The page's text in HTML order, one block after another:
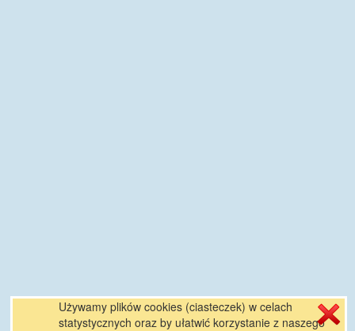
Używamy plików cookies (ciasteczek) w celach
statystycznych oraz by ułatwić korzystanie z naszego